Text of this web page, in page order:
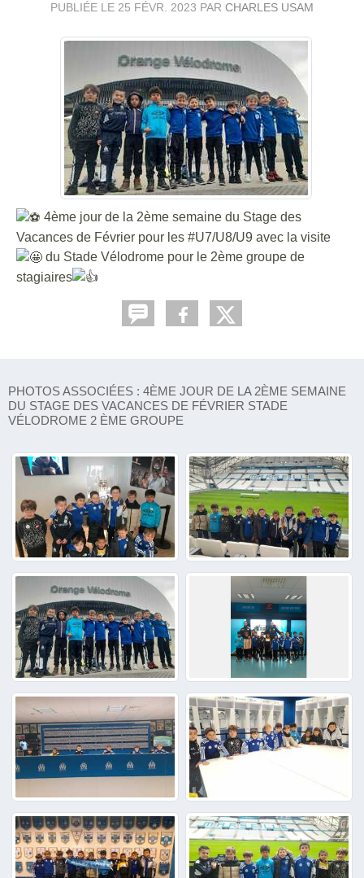
PUBLIÉE LE 25 FÉVR. 2023 PAR CHARLES USAM
4ème jour de la 2ème semaine du Stage des
Vacances de Février pour les #U7/U8/U9 avec la visite
du Stade Vélodrome pour le 2ème groupe de
stagiaires
PHOTOS ASSOCIÉES : 4ÈME JOUR DE LA 2ÈME SEMAINE
DU STAGE DES VACANCES DE FÉVRIER STADE
VÉLODROME 2 ÈME GROUPE